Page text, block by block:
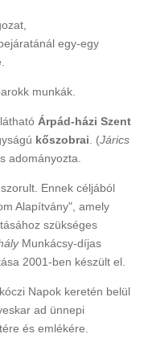
egy-egy
munkák.
Árpád-házi Szent
kőszobrai. (Járics
adományozta.
Ennek céljából
Alapítvány", amely
szükséges
Munkácsy-díjas
2001-ben készült el.
Napok keretén belül
ad ünnepi
és emlékére.